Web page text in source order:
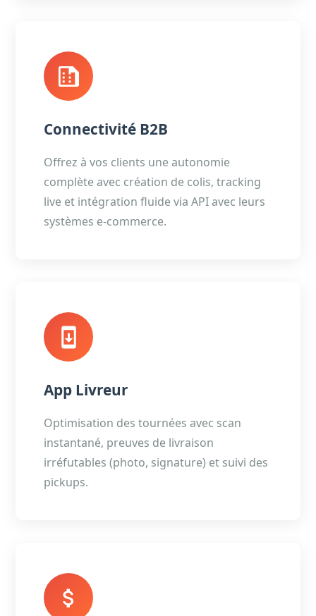
Connectivité B2B
Offrez à vos clients une autonomie
complète avec création de colis, tracking
live et intégration fluide via API avec leurs
systèmes e-commerce.
App Livreur
Optimisation des tournées avec scan
instantané, preuves de livraison
irréfutables (photo, signature) et suivi des
pickups.